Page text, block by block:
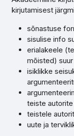
kirjutamisest
sõnastuse
sisulise info
erialakeele
mõisted)
isiklikke
teiste
teistele
uute ja